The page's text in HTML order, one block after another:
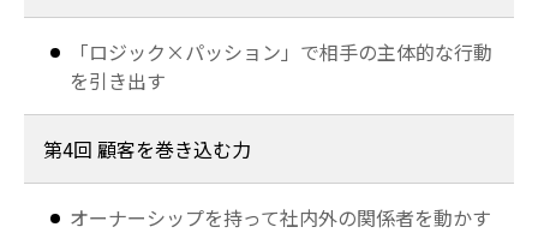
「ロジック×パッション」で相手の主体的な行動
を引き出す
第4回 顧客を巻き込む力
オーナーシップを持って社内外の関係者を動かす